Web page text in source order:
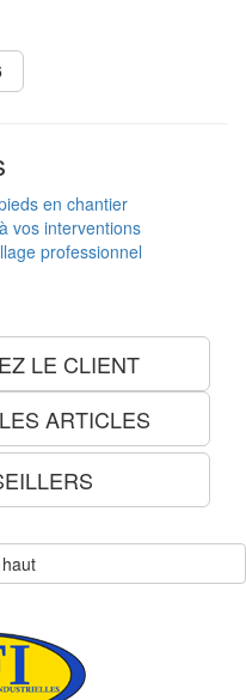
en chantier
vos interventions
professionnel
LE CLIENT
ARTICLES